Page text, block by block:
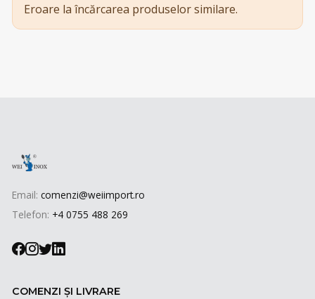
Eroare la încărcarea produselor similare.
Email: comenzi@weiimport.ro
Telefon: +4 0755 488 269
COMENZI ȘI LIVRARE